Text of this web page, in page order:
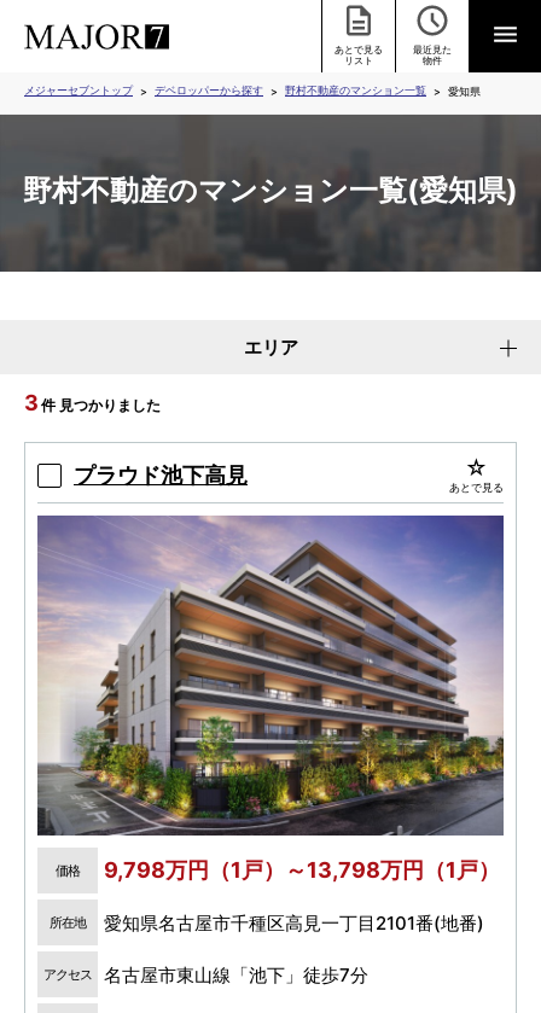
あとで見る
リスト
最近見た
物件
メジャーセブントップ デベロッパーから探す 野村不動産のマンション一覧 愛知県
野村不動産のマンション一覧(愛知県)
エリア
3 件 見つかりました
プラウド池下高見 あとで見る
価格 9,798万円（1戸）～13,798万円（1戸）
所在地 愛知県名古屋市千種区高見一丁目2101番(地番)
アクセス 名古屋市東山線「池下」徒歩7分